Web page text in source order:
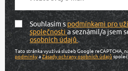
Souhlasím spodmínkami pro
společnostia seznámil/a jsem
osobních údajů.
Tato stránka využívá služeb Google reCAPTCHA,
podmínkyaZásady ochrany osobních údajů